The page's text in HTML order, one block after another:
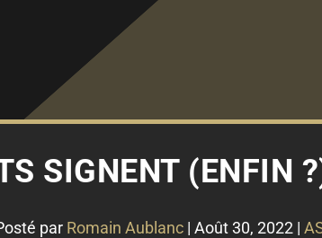
SIGNENT (ENFIN
par Romain Aublanc| Août 30, 2022|